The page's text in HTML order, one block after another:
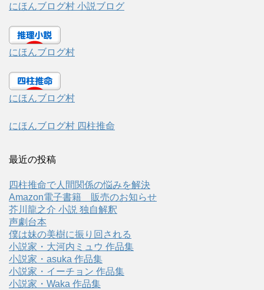
にほんブログ村 小説ブログ
にほんブログ村
にほんブログ村
にほんブログ村 四柱推命
最近の投稿
四柱推命で人間関係の悩みを解決
Amazon電子書籍 販売のお知らせ
芥川龍之介 小説 独自解釈
声劇台本
僕は妹の美樹に振り回される
小説家・大河内ミュウ 作品集
小説家・asuka 作品集
小説家・イーチョン 作品集
小説家・Waka 作品集